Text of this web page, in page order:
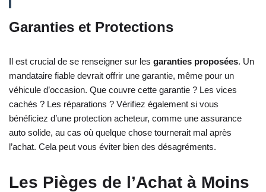
Garanties et Protections
Il est crucial de se renseigner sur les garanties proposées. Un
mandataire fiable devrait offrir une garantie, même pour un
véhicule d’occasion. Que couvre cette garantie ? Les vices
cachés ? Les réparations ? Vérifiez également si vous
bénéficiez d’une protection acheteur, comme une assurance
auto solide, au cas où quelque chose tournerait mal après
l’achat. Cela peut vous éviter bien des désagréments.
Les Pièges de l’Achat à Moins